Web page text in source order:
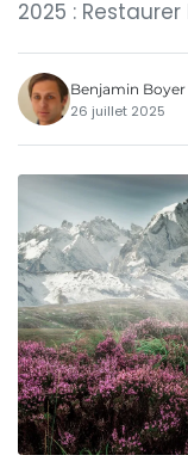
2025 :
Benjamin Boyer
26 juillet 2025